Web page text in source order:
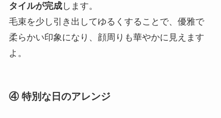
タイルが完成します。
毛束を少し引き出してゆるくすることで、優雅で
柔らかい印象になり、顔周りも華やかに見えます
よ。
④ 特別な日のアレンジ